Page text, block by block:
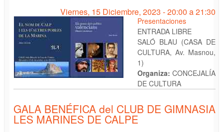
Viernes, 15 Diciembre, 2023 -20:00 a21:30
Presentaciones
ENTRADA LIBRE
SALÓ BLAU (CASA DE
CULTURA, Av. Masnou,
1)
Organiza: CONCEJALÍA
DE CULTURA
GALA BENÉFICA del CLUB DE GIMNASIA
LES MARINES DE CALPE